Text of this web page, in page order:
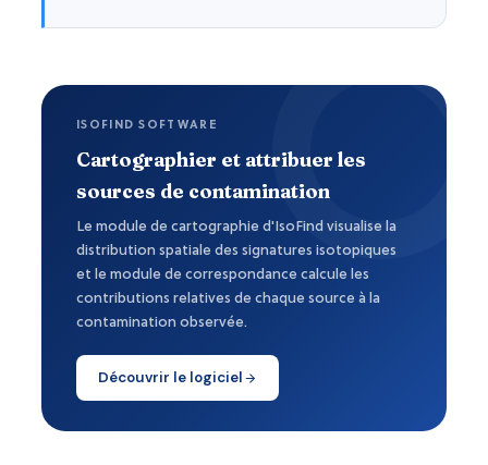
ISOFIND SOFTWARE
Cartographier et attribuer les
sources de contamination
Le module de cartographie d'IsoFind visualise la
distribution spatiale des signatures isotopiques
et le module de correspondance calcule les
contributions relatives de chaque source à la
contamination observée.
Découvrir le logiciel